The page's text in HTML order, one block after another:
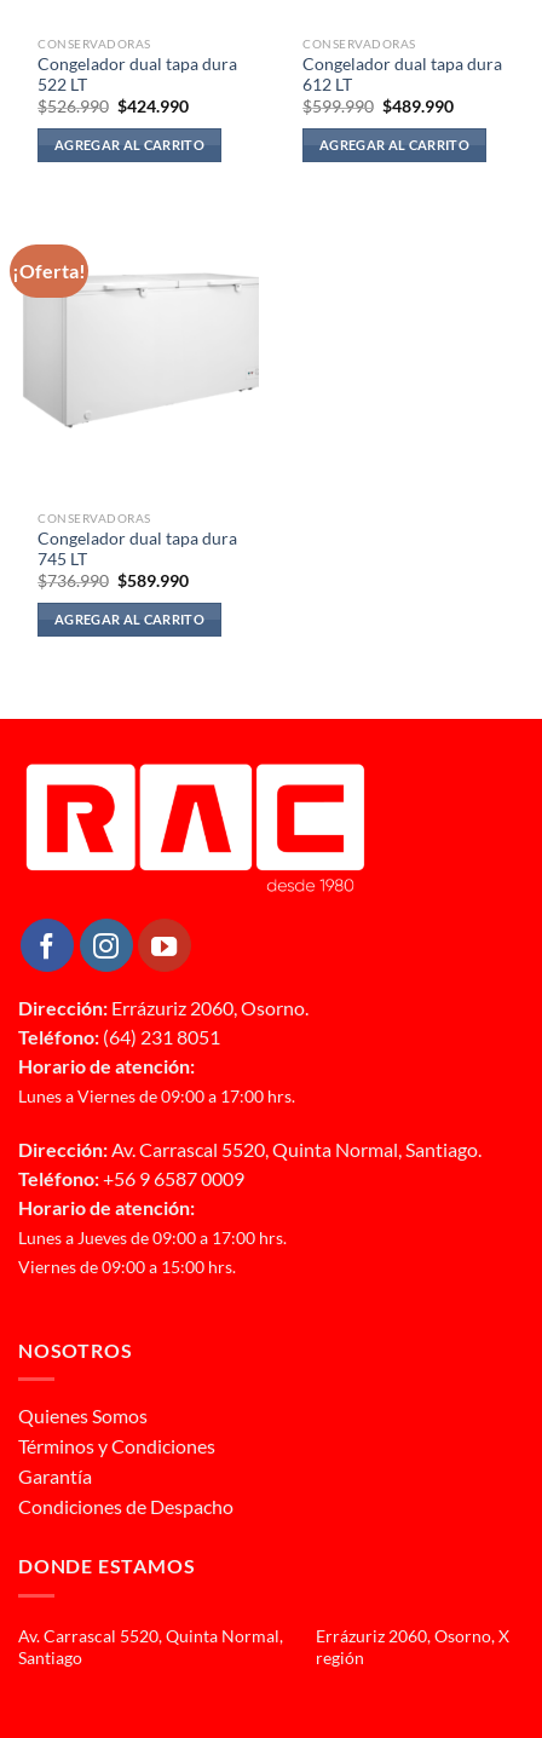
CONSERVADORAS
Congelador dual tapa dura
522 LT
$526.990 El
original
era:
$526.990.
$424.990El
actual
es:
$424.990.
AGREGAR AL CARRITO
CONSERVADORAS
Congelador dual tapa dura
612 LT
$599.990 El
original
era:
$599.990.
$489.990El
actual
es:
$489.990.
AGREGAR AL CARRITO
¡Oferta!
CONSERVADORAS
Congelador dual tapa dura
745 LT
$736.990 El
original
era:
$736.990.
$589.990El
actual
es:
$589.990.
AGREGAR AL CARRITO
Dirección: Errázuriz 2060, Osorno.
Teléfono: (64) 231 8051
Horario de atención:
Lunes a Viernes de 09:00 a 17:00 hrs.
Dirección: Av. Carrascal 5520, Quinta Normal, Santiago.
Teléfono:+56 9 6587 0009
Horario de atención:
Lunes a Jueves de 09:00 a 17:00 hrs.
Viernes de 09:00 a 15:00 hrs.
NOSOTROS
Quienes Somos
Términos y Condiciones
Garantía
Condiciones de Despacho
DONDE ESTAMOS
Av. Carrascal 5520, Quinta Normal,
Santiago
Errázuriz 2060, Osorno, X
región